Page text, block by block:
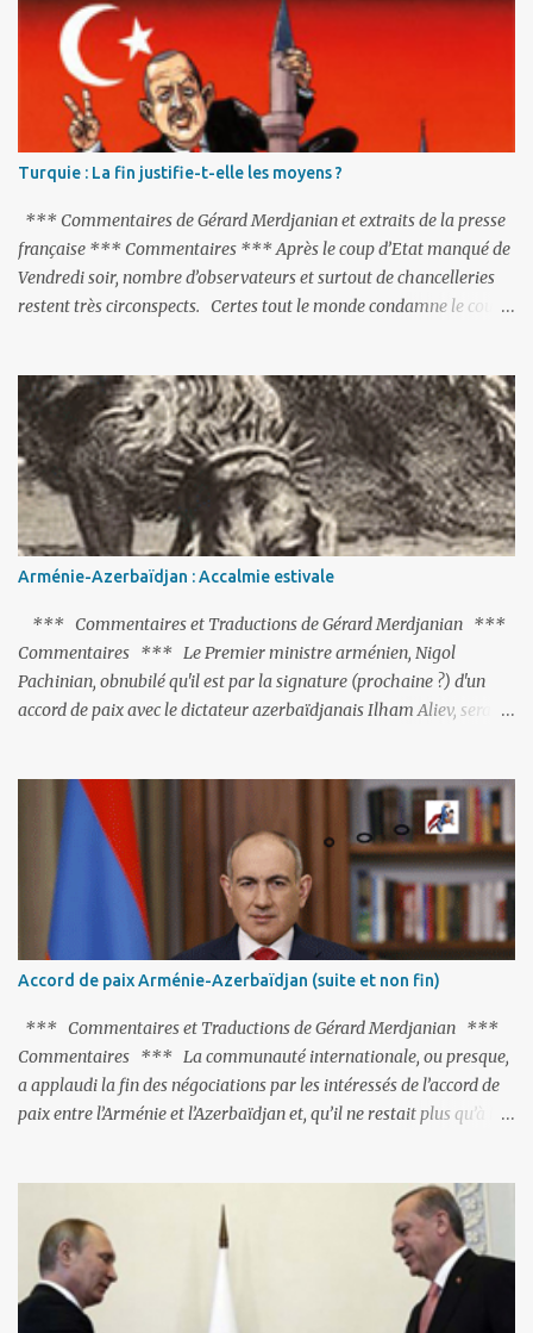
i
Turquie : La fin justifie-t-elle les moyens ?
*** Commentaires de Gérard Merdjanian et extraits de la presse
française *** Commentaires *** Après le coup d’Etat manqué de
Vendredi soir, nombre d’observateurs et surtout de chancelleries
restent très circonspects. Certes tout le monde condamne le coup
actions menées par le président Erdoğan, et pour certains sur la
réalisation du putsch lui-même.
Arménie-Azerbaïdjan : Accalmie estivale
*** Commentaires et Traductions de Gérard Merdjanian ***
Commentaires *** Le Premier ministre arménien, Nigol
Pachinian, obnubilé qu'il est par la signature (prochaine ?) d'un
accord de paix avec le dictateur azerbaïdjanais Ilham Aliev, serait
C'est hélas fort peu probable ; l'Histoire ou la Littérature ne sont
pas ses points forts, pas plus d'ailleurs que les négociations avec le
tandem turco-azéri. Faisant fi de tout ce qui précède la chute de
l'URSS, il est exclusivement intéressé par ce qu'il nomme «
l'Arménie réelle ». Même les trois présidents qu'ils l'ont précédés ne
trouvent pas grâce à ses yeux, les traitant de tous les noms, avant
de les traîner en justice. Et comme les politiciens ne lui suffisent
pas, il s'attaque aux dignitaires de l'Église arménienne, les...
Accord de paix Arménie-Azerbaïdjan (suite et non fin)
*** Commentaires et Traductions de Gérard Merdjanian ***
Commentaires *** La communauté internationale, ou presque,
a applaudi la fin des négociations par les intéressés de l’accord de
paix entre l’Arménie et l’Azerbaïdjan et, qu’il ne restait plus qu’à le
Les deux points non résolus portaient sur la renonciation aux
revendications internationales mutuelles et sur l'abstention de
déployer des représentants d'autres pays le long de la frontière
entre l'Arménie et l'Azerbaïdjan. C’est chose faite, l’Arménie a
accepté. Comme on pouvait s’y attendre, Bakou a posé de